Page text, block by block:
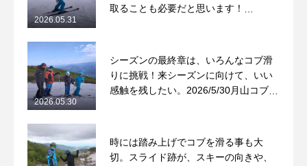
取ることも必要だと思います！
2026.05.31
シーズンの最終章は、いろんなコブ滑
りに挑戦！来シーズンに向けて、いい
感触を残したい。2026/5/30月山コブレ
2026.05.30
時には踏み上げでコブを滑る事も大
切。スライド跡が、スキーの向きや、